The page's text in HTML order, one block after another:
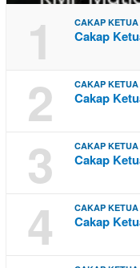
1 CAKAP KETUA
Cakap
2 CAKAP KETUA
Cakap
3 CAKAP KETUA
Cakap
4 CAKAP KETUA
Cakap